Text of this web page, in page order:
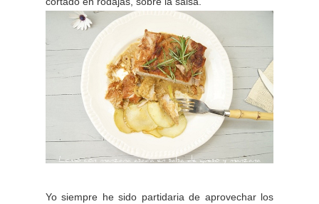
Yo siempre he sido partidaria de aprovechar los